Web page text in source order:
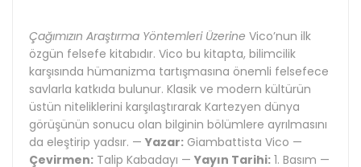
Çağımızın Araştırma Yöntemleri Üzerine Vico’nun ilk
özgün felsefe kitabıdır. Vico bu kitapta, bilimcilik
karşısında hümanizma tartışmasına önemli felsefece
savlarla katkıda bulunur. Klasik ve modern kültürün
üstün niteliklerini karşılaştırarak Kartezyen dünya
görüşünün sonucu olan bilginin bölümlere ayrılmasını
da eleştirip yadsır. — Yazar: Giambattista Vico —
Çevirmen: Talip Kabadayı — Yayın Tarihi: 1. Basım —